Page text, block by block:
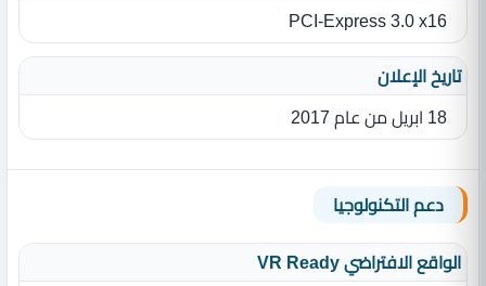
PCI-Express 3.0 x16
تاريخ الإعلان
18 ابريل من عام 2017
دعم التكنولوجيا
الواقع الافتراضي VR Ready